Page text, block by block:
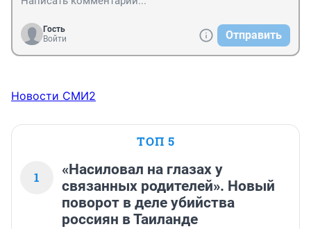
Гость
Войти
Отправить
Новости СМИ2
ТОП 5
1
«Насиловал на глазах у
связанных родителей». Новый
поворот в деле убийства
россиян в Таиланде